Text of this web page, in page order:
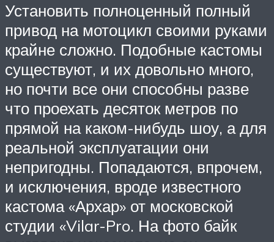
Установить полноценный полный
привод на мотоцикл своими руками
крайне сложно. Подобные кастомы
существуют, и их довольно много,
но почти все они способны разве
что проехать десяток метров по
прямой на каком-нибудь шоу, а для
реальной эксплуатации они
непригодны. Попадаются, впрочем,
и исключения, вроде известного
кастома «Архар» от московской
студии «Vilar-Pro. На фото байк